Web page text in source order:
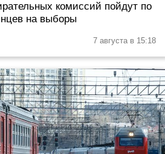
комиссий пойдут по
на выборы
7 августа в 15:18